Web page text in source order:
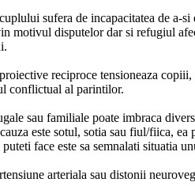
sufera de incapacitatea de a-
motivul disputelor dar si refugiul
reciproce tensioneaza
conflictual al parintilor.
sau familiale poate imbraca
este sotul, sotia sau fiul/fiica,
face este sa semnalati situatia
arteriala sau distonii